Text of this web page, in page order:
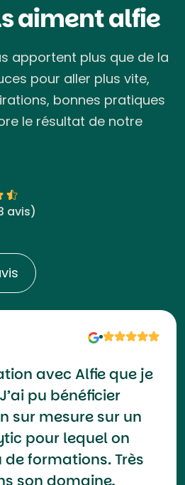
aiment alfie
apportent plus que de la
pour aller plus vite,
bonnes pratiques
le résultat de notre
avis)
avec Alfie que je
pu bénéficier
sur mesure sur un
pour lequel on
formations. Très
son domaine,